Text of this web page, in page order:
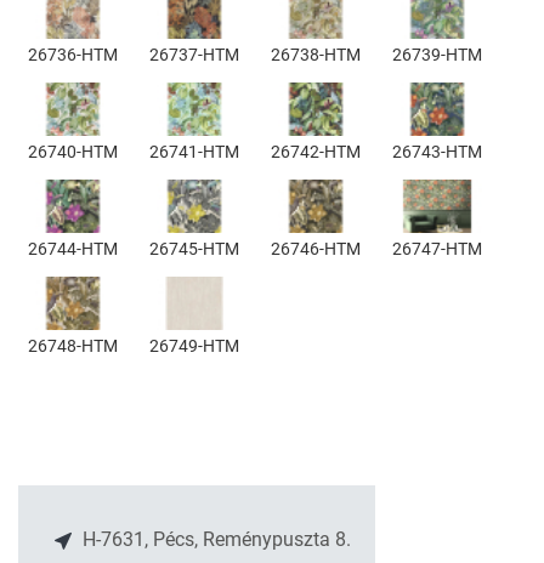
26736-HTM 26737-HTM 26738-HTM 26739-HTM
26740-HTM 26741-HTM 26742-HTM 26743-HTM
26744-HTM 26745-HTM 26746-HTM 26747-HTM
26748-HTM 26749-HTM
H-7631, Pécs, Reménypuszta 8.